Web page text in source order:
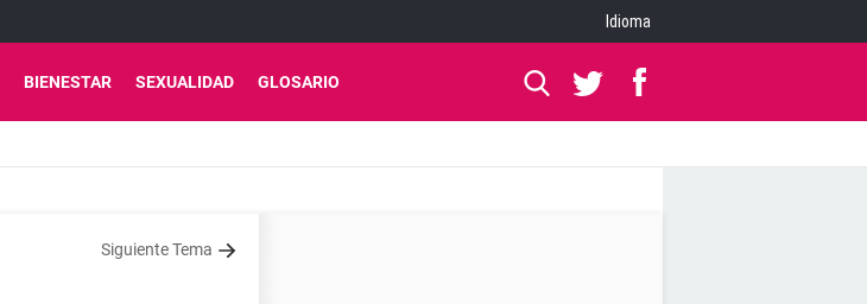
Idioma
BIENESTAR SEXUALIDAD GLOSARIO
Siguiente Tema